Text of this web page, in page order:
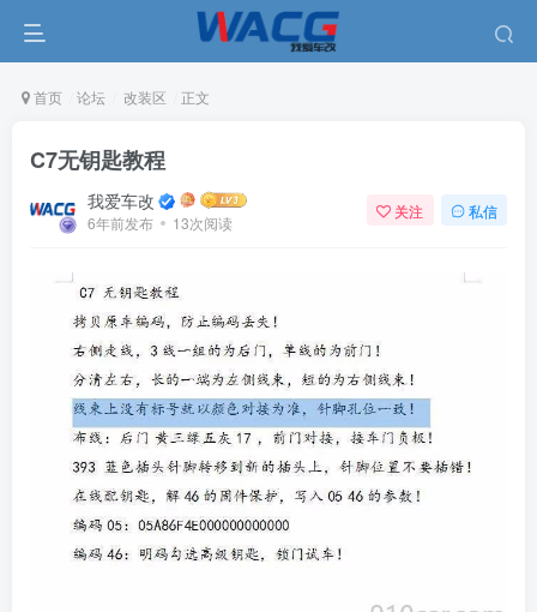
首页 论坛 改装区 正文
C7无钥匙教程
我爱车改
6年前发布 13次阅读
关注 私信